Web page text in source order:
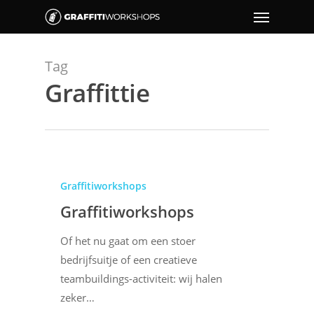
Tag
Graffittie
Graffitiworkshops
Graffitiworkshops
Of het nu gaat om een stoer
bedrijfsuitje of een creatieve
teambuildings-activiteit: wij halen
zeker…